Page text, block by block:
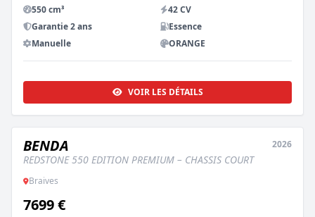
550 cm³
42 CV
Garantie 2 ans
Essence
Manuelle
ORANGE
VOIR LES DÉTAILS
NEUF
BENDA
REDSTONE 550 EDITION PREMIUM – CHASSIS COURT
2026
Braives
7699 €